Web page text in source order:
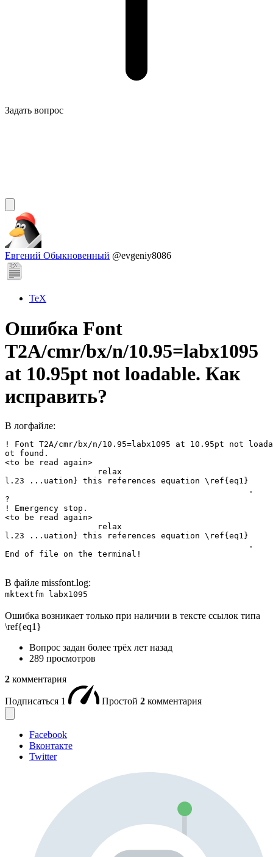
Задать вопрос
Евгений Обыкновенный @evgeniy8086
TeX
Ошибка Font
T2A/cmr/bx/n/10.95=labx1095
at 10.95pt not loadable. Как
исправить?
В логфайле:
! Font T2A/cmr/bx/n/10.95=labx1095 at 10.95pt not
ot found.
<to be read again>
                   relax
l.23 ...uation} this references equation \ref{eq1}
                                                  .
?
! Emergency stop.
<to be read again>
                   relax
l.23 ...uation} this references equation \ref{eq1}
                                                  .
End of file on the terminal!
В файле missfont.log:
mktextfm labx1095
Ошибка возникает только при наличии в тексте ссылок типа
\ref{eq1}
Вопрос задан более трёх лет назад
289 просмотров
2 комментария
Подписаться 1 Простой 2 комментария
Facebook
Вконтакте
Twitter